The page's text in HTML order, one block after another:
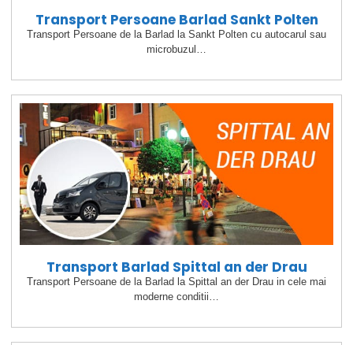
Transport Persoane Barlad Sankt Polten
Transport Persoane de la Barlad la Sankt Polten cu autocarul sau
microbuzul…
Transport Barlad Spittal an der Drau
Transport Persoane de la Barlad la Spittal an der Drau in cele mai
moderne conditii…